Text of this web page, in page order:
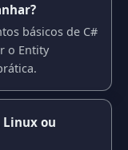
básicos de C#
o Entity
Linux ou